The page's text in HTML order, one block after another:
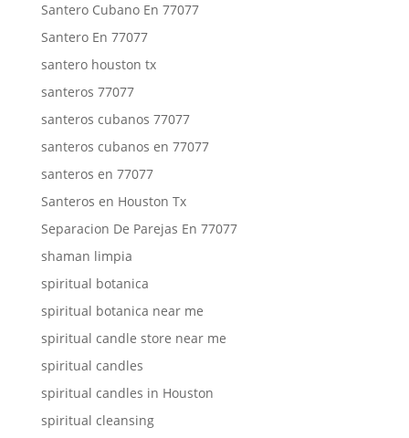
Santero Cubano En 77077
Santero En 77077
santero houston tx
santeros 77077
santeros cubanos 77077
santeros cubanos en 77077
santeros en 77077
Santeros en Houston Tx
Separacion De Parejas En 77077
shaman limpia
spiritual botanica
spiritual botanica near me
spiritual candle store near me
spiritual candles
spiritual candles in Houston
spiritual cleansing